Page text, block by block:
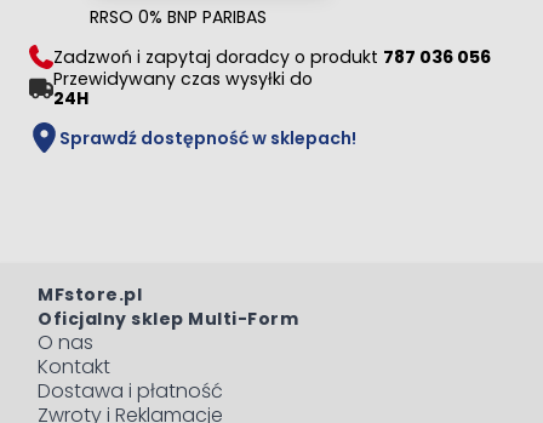
RRSO 0% BNP PARIBAS
Zadzwoń i zapytaj doradcy o produkt 787 036 056
Przewidywany czas wysyłki do
24H
Sprawdź dostępność w sklepach!
MFstore.pl
Oficjalny sklep Multi-Form
O nas
Kontakt
Dostawa i płatność
Zwroty i Reklamacje